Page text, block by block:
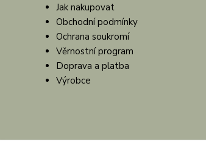
Jak nakupovat
Obchodní podmínky
Ochrana soukromí
Věrnostní program
Doprava a platba
Výrobce